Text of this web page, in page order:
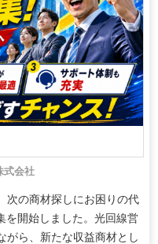
式会社
次の商材探しにお困りの代
を開始しました。光回線営
がら、新たな収益商材とし